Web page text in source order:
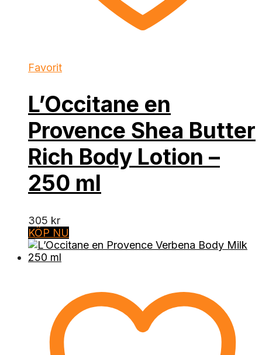
Favorit
L’Occitane en
Provence Shea Butter
Rich Body Lotion –
250 ml
305 kr
KÖP NU